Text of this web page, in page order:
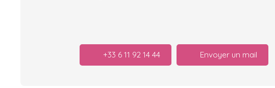
+33 6 11 92 14 44 Envoyer un mail